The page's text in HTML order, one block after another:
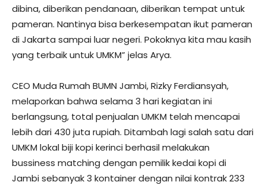
dibina, diberikan pendanaan, diberikan tempat untuk
pameran. Nantinya bisa berkesempatan ikut pameran
di Jakarta sampai luar negeri. Pokoknya kita mau kasih
yang terbaik untuk UMKM” jelas Arya.
CEO Muda Rumah BUMN Jambi, Rizky Ferdiansyah,
melaporkan bahwa selama 3 hari kegiatan ini
berlangsung, total penjualan UMKM telah mencapai
lebih dari 430 juta rupiah. Ditambah lagi salah satu dari
UMKM lokal biji kopi kerinci berhasil melakukan
bussiness matching dengan pemilik kedai kopi di
Jambi sebanyak 3 kontainer dengan nilai kontrak 233